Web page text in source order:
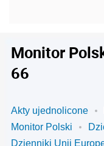
Monitor
66
Akty ujednolicone
Monitor Polski
Dzienniki Unii